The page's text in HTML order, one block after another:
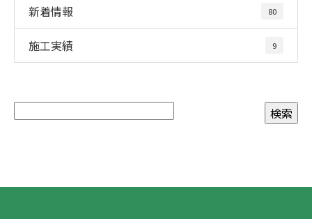
新着情報 80
施工実績 9